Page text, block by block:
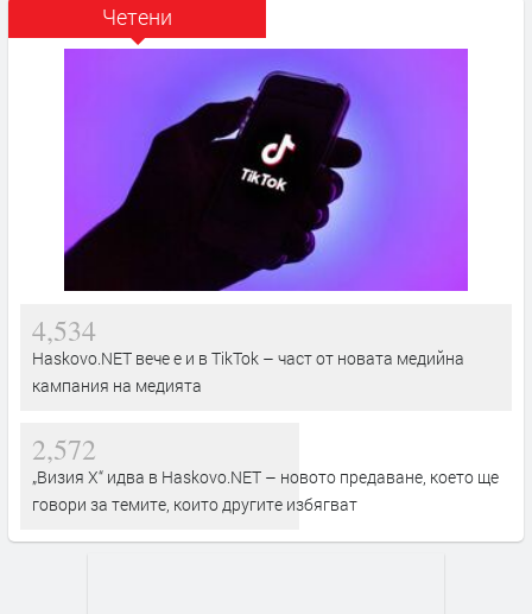
Четени
4,534
Haskovo.NET вече е и в TikTok – част от новата медийна
кампания на медията
2,572
„Визия Х“ идва в Haskovo.NET – новото предаване, което ще
говори за темите, които другите избягват